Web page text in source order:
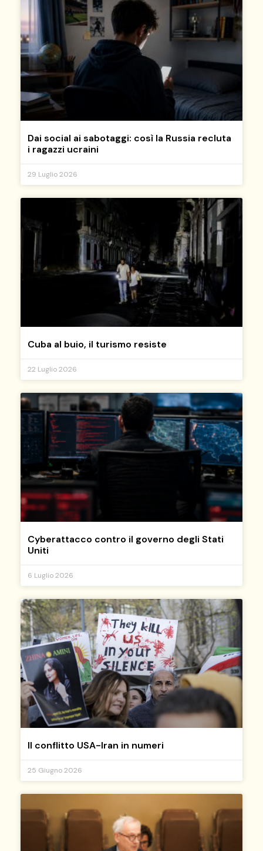
Dai social ai sabotaggi: così la Russia recluta
i ragazzi ucraini
29 Luglio 2026
Cuba al buio, il turismo resiste
22 Luglio 2026
Cyberattacco contro il governo degli Stati
Uniti
6 Luglio 2026
Il conflitto USA-Iran in numeri
25 Giugno 2026